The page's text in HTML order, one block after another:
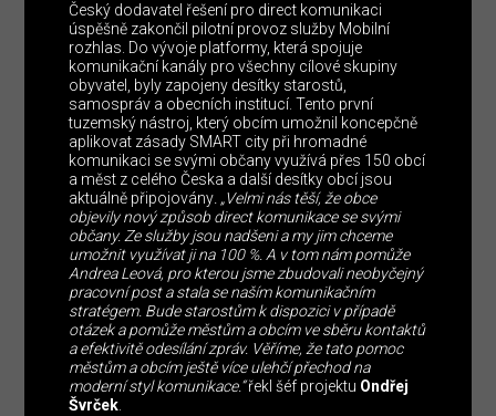
Český dodavatel řešení pro direct komunikaci
úspěšně zakončil pilotní provoz služby Mobilní
rozhlas. Do vývoje platformy, která spojuje
komunikační kanály pro všechny cílové skupiny
obyvatel, byly zapojeny desítky starostů,
samospráv a obecních institucí. Tento první
tuzemský nástroj, který obcím umožnil koncepčně
aplikovat zásady SMART city při hromadné
komunikaci se svými občany využívá přes 150 obcí
a měst z celého Česka a další desítky obcí jsou
aktuálně připojovány . „Velmi nás těší, že obce
objevily nový způsob direct komunikace se svými
občany. Ze služby jsou nadšeni a my jim chceme
umožnit využívat ji na 100 %. A v tom nám pomůže
Andrea Leová, pro kterou jsme zbudovali neobyčejný
pracovní post a stala se naším komunikačním
stratégem. Bude starostům k dispozici v případě
otázek a pomůže městům a obcím ve sběru kontaktů
a efektivitě odesílání zpráv. Věříme, že tato pomoc
městům a obcím ještě více ulehčí přechod na
moderní styl komunikace.“řekl šéf projektu Ondřej
Švrček